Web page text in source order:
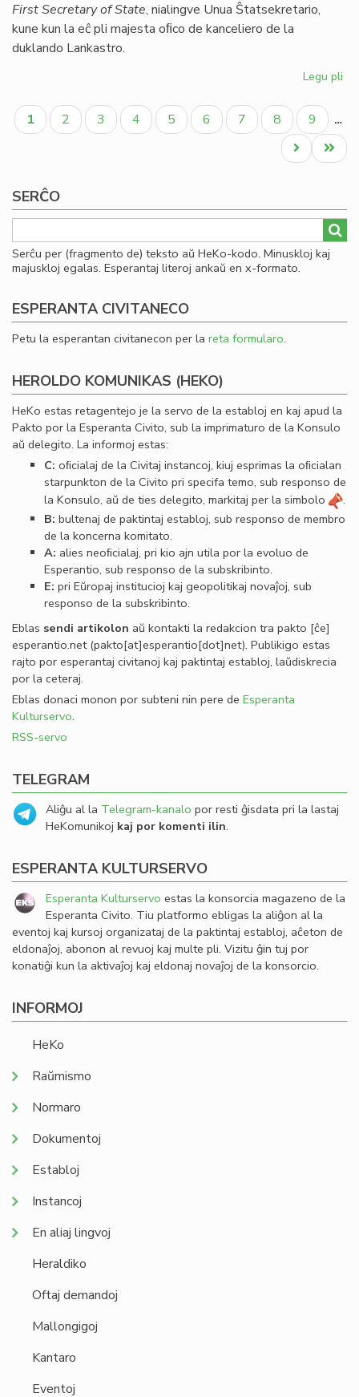
First Secretary of State, nialingve Unua Ŝtatsekretario,
kune kun la eĉ pli majesta oﬁco de kanceliero de la
duklando Lankastro.
Legu pli
Pagination
Aktuala
paĝo
1 Paĝo
2 Paĝo
3 Paĝo
4 Paĝo
5 Paĝo
6 Paĝo
7 Paĝo
8 Paĝo
9 …
Last
page
Next
page
SERĈO
Serĉu per (fragmento de) teksto aŭ HeKo-kodo. Minuskloj kaj
majuskloj egalas. Esperantaj literoj ankaŭ en x-formato.
ESPERANTA CIVITANECO
Petu la esperantan civitanecon per la reta formularo.
HEROLDO KOMUNIKAS (HEKO)
HeKo estas retagentejo je la servo de la establoj en kaj apud la
Pakto por la Esperanta Civito, sub la imprimaturo de la Konsulo
aŭ delegito. La informoj estas:
C: oﬁcialaj de la Civitaj instancoj, kiuj esprimas la oﬁcialan
starpunkton de la Civito pri specifa temo, sub responso de
la Konsulo, aŭ de ties delegito, markitaj per la simbolo
.
B: bultenaj de paktintaj establoj, sub responso de membro
de la koncerna komitato.
A: alies neoﬁcialaj, pri kio ajn utila por la evoluo de
Esperantio, sub responso de la subskribinto.
E: pri Eŭropaj institucioj kaj geopolitikaj novaĵoj, sub
responso de la subskribinto.
Eblas sendi artikolon aŭ kontakti la redakcion tra pakto [ĉe]
esperantio.net(pakto[at]esperantio[dot]net). Publikigo estas
rajto por esperantaj civitanoj kaj paktintaj establoj, laŭdiskrecia
por la ceteraj.
Eblas donaci monon por subteni nin pere de Esperanta
Kulturservo.
RSS-servo
TELEGRAM
Aliĝu al la Telegram-kanalo por resti ĝisdata pri la lastaj
HeKomunikoj kaj por komenti ilin.
ESPERANTA KULTURSERVO
Esperanta Kulturservo estas la konsorcia magazeno de la
Esperanta Civito. Tiu platformo ebligas la aliĝon al la
eventoj kaj kursoj organizataj de la paktintaj establoj, aĉeton de
eldonaĵoj, abonon al revuoj kaj multe pli. Vizitu ĝin tuj por
konatiĝi kun la aktivaĵoj kaj eldonaj novaĵoj de la konsorcio.
INFORMOJ
HeKo
Raŭmismo
Normaro
Dokumentoj
Establoj
Instancoj
En aliaj lingvoj
Heraldiko
Oftaj demandoj
Mallongigoj
Kantaro
Eventoj